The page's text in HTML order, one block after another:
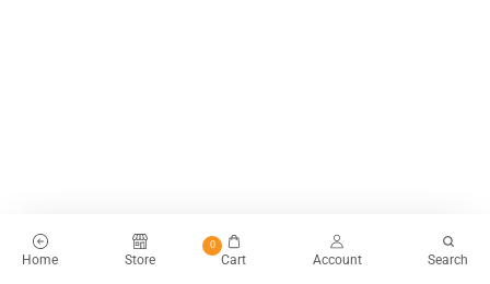
Home Store
0
Cart Account Search